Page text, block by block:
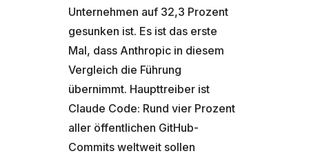
Unternehmen auf 32,3 Prozent
gesunken ist. Es ist das erste
Mal, dass Anthropic in diesem
Vergleich die Führung
übernimmt. Haupttreiber ist
Claude Code: Rund vier Prozent
aller öffentlichen GitHub-
Commits weltweit sollen